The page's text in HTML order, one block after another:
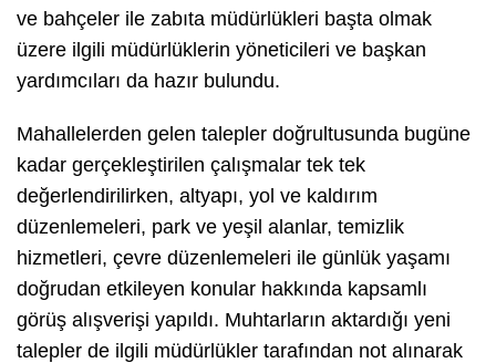
ve bahçeler ile zabıta müdürlükleri başta olmak
üzere ilgili müdürlüklerin yöneticileri ve başkan
yardımcıları da hazır bulundu.
Mahallelerden gelen talepler doğrultusunda bugüne
kadar gerçekleştirilen çalışmalar tek tek
değerlendirilirken, altyapı, yol ve kaldırım
düzenlemeleri, park ve yeşil alanlar, temizlik
hizmetleri, çevre düzenlemeleri ile günlük yaşamı
doğrudan etkileyen konular hakkında kapsamlı
görüş alışverişi yapıldı. Muhtarların aktardığı yeni
talepler de ilgili müdürlükler tarafından not alınarak